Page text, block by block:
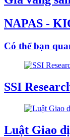
NAPAS -
Có thể bạn
SSI
Luật Giao